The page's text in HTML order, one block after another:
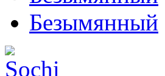
Безымянный